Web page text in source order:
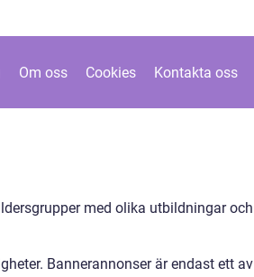
Om oss Cookies Kontakta oss
med olika utbildningar och
Bannerannonser är endast ett av